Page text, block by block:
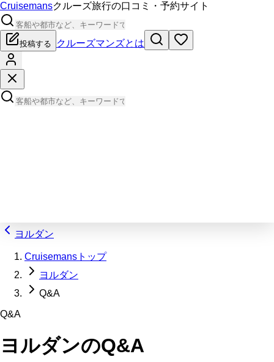
Cruisemansクルーズ旅行の口コミ・予約サイト
投稿する クルーズマンズとは
ヨルダン
Cruisemansトップ
ヨルダン
Q&A
Q&A
ヨルダンのQ&A